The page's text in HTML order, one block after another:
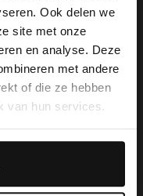
Ook delen we
site met onze
en analyse. Deze
met andere
of die ze hebben
van hun services.
met witte
als
de
×
Dutch. Would